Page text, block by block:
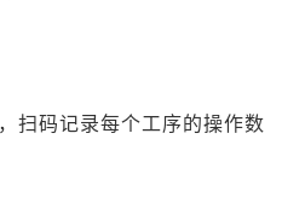
扫码记录每个工序的操作数